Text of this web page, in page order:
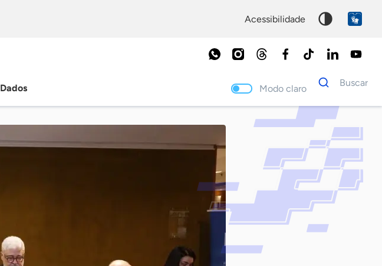
acessibilidade
Dados Modo claro
Dados
para
Buscar
Palavra
chave